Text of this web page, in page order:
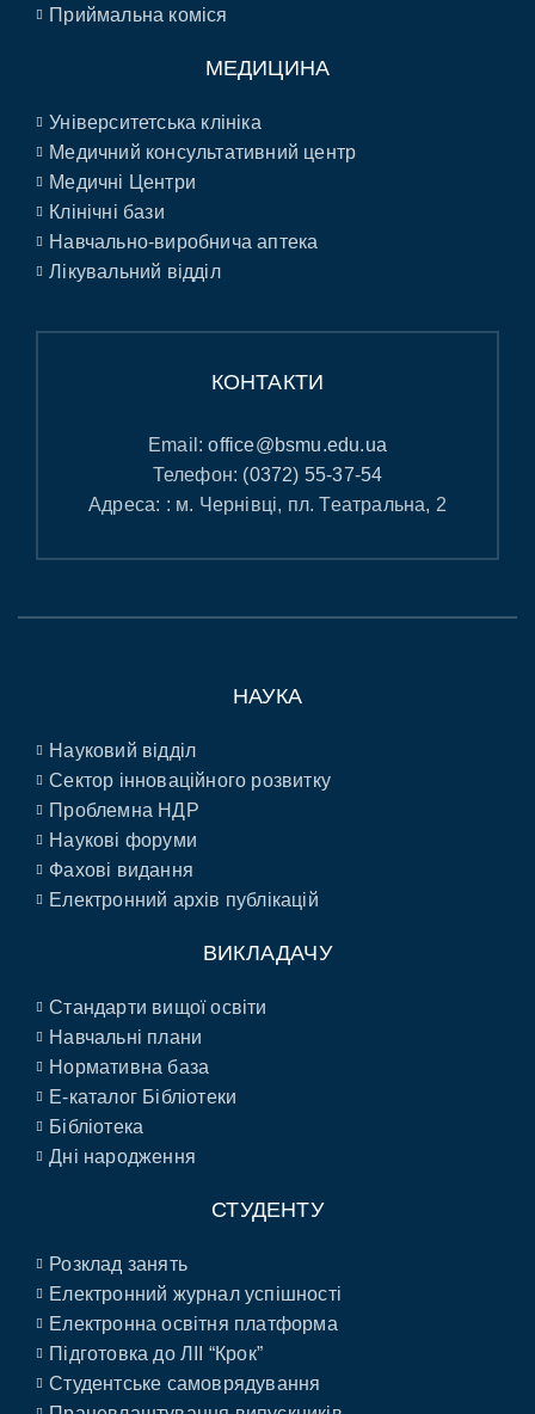
Приймальна коміся
МЕДИЦИНА
Університетська клініка
Медичний консультативний центр
Медичні Центри
Клінічні бази
Навчально-виробнича аптека
Лікувальний відділ
КОНТАКТИ
Email:office@bsmu.edu.ua
Телефон: (0372) 55-37-54
Адреса: : м. Чернівці, пл. Театральна, 2
НАУКА
Науковий відділ
Сектор інноваційного розвитку
Проблемна НДР
Наукові форуми
Фахові видання
Електронний архів публікацій
ВИКЛАДАЧУ
Стандарти вищої освіти
Навчальні плани
Нормативна база
E-каталог Бібліотеки
Бібліотека
Дні народження
СТУДЕНТУ
Розклад занять
Електронний журнал успішності
Електронна освітня платформа
Підготовка до ЛІІ “Крок”
Студентське самоврядування